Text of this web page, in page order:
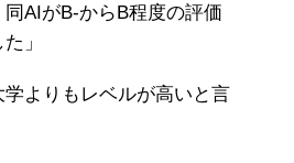
AIがB-からB程度の評価
」
学よりもレベルが高いと言